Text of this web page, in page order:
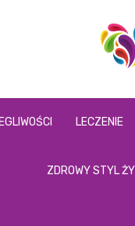
LECZENIE
ZDROWY STYL